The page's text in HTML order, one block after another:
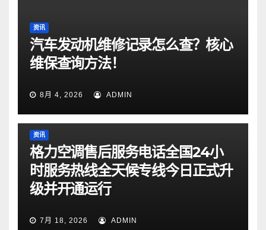
资讯
汽车发动机维修记录怎么查？核心
维保查询方法！
8月 4, 2026 ADMIN
资讯
格力空调售后服务电话全国24小
时服务热线全天候专线今日正式升
级并开通运行
7月 18, 2026 ADMIN